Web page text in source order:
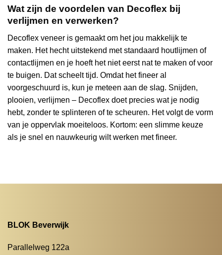
Wat zijn de voordelen van Decoflex bij
verlijmen en verwerken?
Decoflex veneer is gemaakt om het jou makkelijk te
maken. Het hecht uitstekend met standaard houtlijmen of
contactlijmen en je hoeft het niet eerst nat te maken of voor
te buigen. Dat scheelt tijd. Omdat het fineer al
voorgeschuurd is, kun je meteen aan de slag. Snijden,
plooien, verlijmen – Decoflex doet precies wat je nodig
hebt, zonder te splinteren of te scheuren. Het volgt de vorm
van je oppervlak moeiteloos. Kortom: een slimme keuze
als je snel en nauwkeurig wilt werken met fineer.
BLOK Beverwijk
Parallelweg 122a